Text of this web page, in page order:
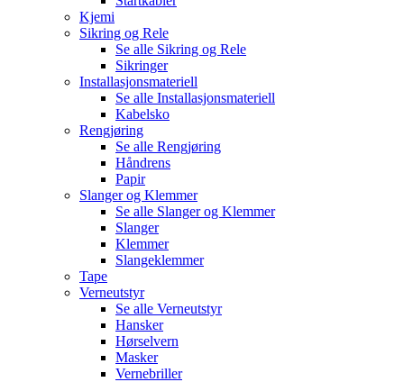
Kjemi
Sikring og Rele
Se alle Sikring og Rele
Sikringer
Installasjonsmateriell
Se alle Installasjonsmateriell
Kabelsko
Rengjøring
Se alle Rengjøring
Håndrens
Papir
Slanger og Klemmer
Se alle Slanger og Klemmer
Slanger
Klemmer
Slangeklemmer
Tape
Verneutstyr
Se alle Verneutstyr
Hansker
Hørselvern
Masker
Vernebriller